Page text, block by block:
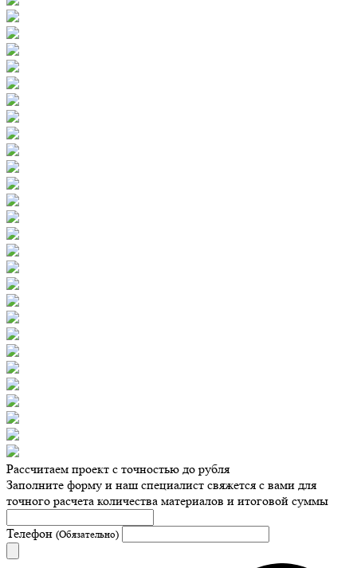
Рассчитаем проект с точностью до рубля
Заполните форму и наш специалист свяжется с вами для
точного расчета количества материалов и итоговой суммы
Телефон (Обязательно)